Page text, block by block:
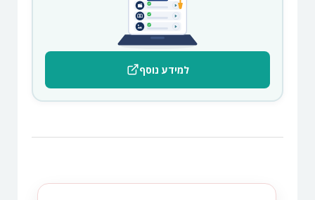
למידע נוסף